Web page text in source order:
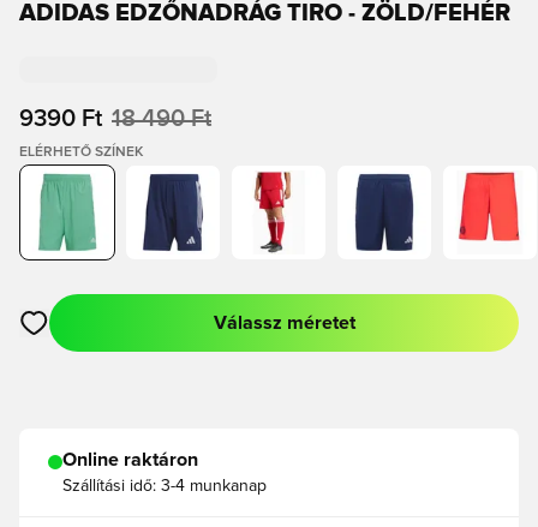
ADIDAS EDZŐNADRÁG TIRO - ZÖLD/FEHÉR
9390 Ft 18 490 Ft
ELÉRHETŐ SZÍNEK
Megnyit egy modált a bejelentkezéshez vagy a tagként való
Válassz méretet
Online raktáron
Szállítási idő: 3-4 munkanap